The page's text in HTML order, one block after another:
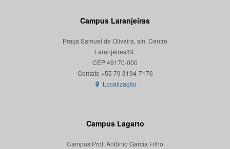
Campus Laranjeiras
Praça Samuel de Oliveira, s/n, Centro
Laranjeiras/SE
CEP 49170-000
Localização
Campus Lagarto
Campus Prof. Antônio Garcia Filho